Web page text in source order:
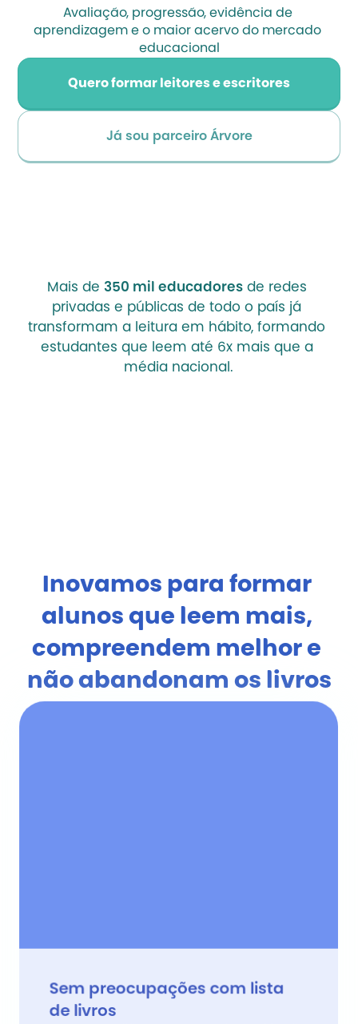
Avaliação, progressão, evidência de
aprendizagem e o maior acervo do mercado
educacional
Quero formar leitores e escritores
Já sou parceiro Árvore
Mais de 350 mil educadores de redes
privadas e públicas de todo o país já
transformam a leitura em hábito, formando
estudantes que leem até 6x mais que a
média nacional.
Inovamos para formar
alunos que leem mais,
compreendem melhor e
não abandonam os livros
Sem preocupações com lista
de livros